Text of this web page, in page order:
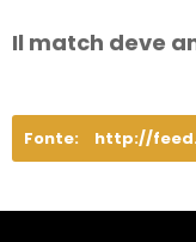
Il match deve
Fonte: http://